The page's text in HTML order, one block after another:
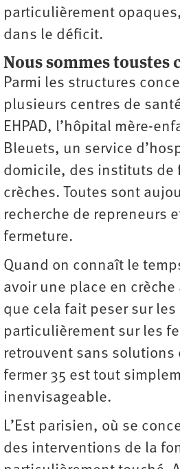
particulièrement
dans le déficit.
Nous sommes toustes
Parmi les structures
plusieurs centres de
EHPAD, l’hôpital mère-
Bleuets, un service
domicile, des instituts de
crèches. Toutes sont
recherche de repreneurs
fermeture.
Quand on connaît le
avoir une place en crèche
que cela fait peser sur
particulièrement sur les
retrouvent sans
fermer 35 est tout
inenvisageable.
L’Est parisien, où se
des interventions de la